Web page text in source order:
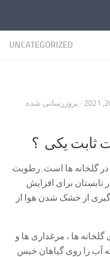
UNCATEGORIZED
· بروزرسانی شده
ثابت یکی ؟
گلخانه ها است. رطوبت
تابستان برای افزایش
از خشک شدن هوا از
ها ، مرغداری ها و
آب را روی گیاهان خیس